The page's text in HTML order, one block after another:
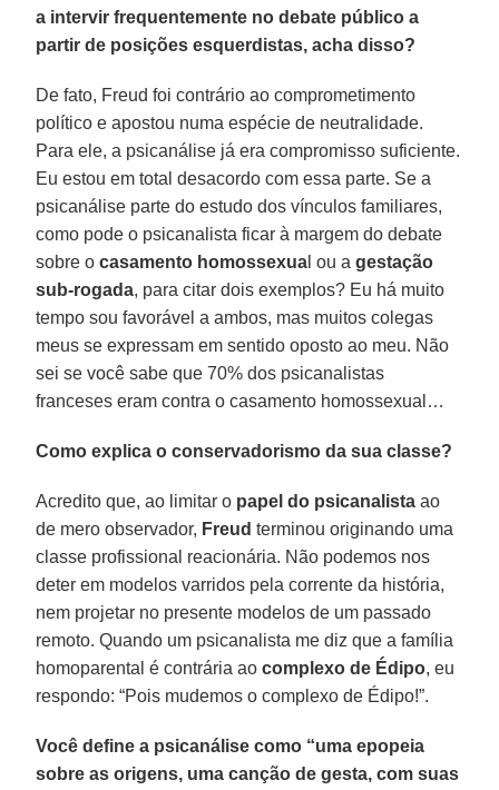
a intervir frequentemente no debate público a
partir de posições esquerdistas, acha disso?
De fato, Freud foi contrário ao comprometimento
político e apostou numa espécie de neutralidade.
Para ele, a psicanálise já era compromisso suficiente.
Eu estou em total desacordo com essa parte. Se a
psicanálise parte do estudo dos vínculos familiares,
como pode o psicanalista ficar à margem do debate
sobre o casamento homossexua l ou agestação
sub-rogada, para citar dois exemplos? Eu há muito
tempo sou favorável a ambos, mas muitos colegas
meus se expressam em sentido oposto ao meu. Não
sei se você sabe que 70% dos psicanalistas
franceses eram contra o casamento homossexual…
Como explica o conservadorismo da sua classe?
Acredito que, ao limitar o papel do psicanalista ao
de mero observador, Freud terminou originando uma
classe profissional reacionária. Não podemos nos
deter em modelos varridos pela corrente da história,
nem projetar no presente modelos de um passado
remoto. Quando um psicanalista me diz que a família
homoparental é contrária aocomplexo de Édipo, eu
respondo: “Pois mudemos o complexo de Édipo!”.
Você define a psicanálise como “uma epopeia
sobre as origens, uma canção de gesta, com suas